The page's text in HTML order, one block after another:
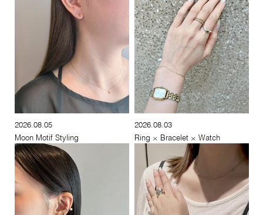
2026.08.05
Moon Motif Styling
2026.08.03
Ring × Bracelet × Watch